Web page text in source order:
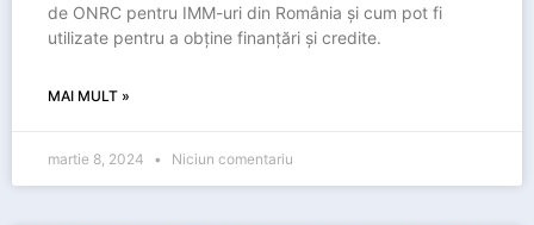
de ONRC pentru IMM-uri din România și cum pot fi
utilizate pentru a obține finanțări și credite.
MAI MULT »
martie 8, 2024 Niciun comentariu